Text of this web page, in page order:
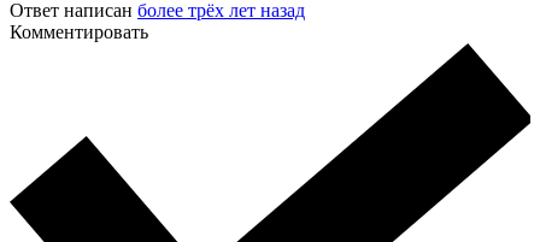
Ответ написан более трёх лет назад
Комментировать